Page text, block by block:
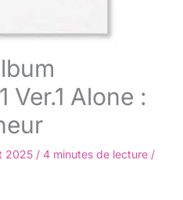
Ver.1 Alone :
2025 / 4 minutes de lecture /